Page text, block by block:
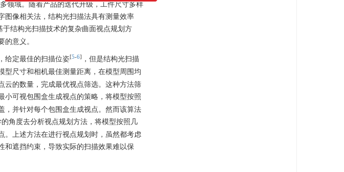
领域。随着产品的迭代升级，工件尺寸多样
图像相关法，结构光扫描法具有测量效率
于结构光扫描技术的复杂曲面视点规划方
意义。
给定最佳的扫描位姿[5-6]
，但是结构光扫描
型尺寸和相机最佳测量距离，在模型周围均
云的数量，完成最优视点筛选。这种方法筛
小可视包围盒生成视点的策略，将模型按照
，并针对每个包围盒生成视点。然而该算法
角度去分析视点规划方法，将模型按照几
。上述方法在进行视点规划时，虽然都考虑
和遮挡约束，导致实际的扫描效果难以保
x
国光学(中英文)》投审稿
变更通知！